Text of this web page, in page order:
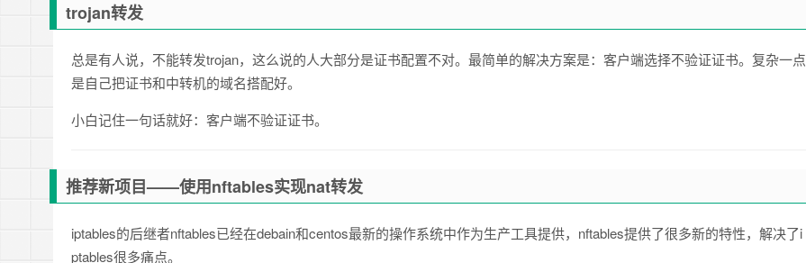
trojan转发
总是有人说，不能转发trojan，这么说的人大部分是证书配置不对。最简单的解决方案是：客户端选择不验证证书。复杂一点
是自己把证书和中转机的域名搭配好。
小白记住一句话就好：客户端不验证证书。
推荐新项目——使用nftables实现nat转发
iptables的后继者nftables已经在debain和centos最新的操作系统中作为生产工具提供，nftables提供了很多新的特性，解决了i
ptables很多痛点。